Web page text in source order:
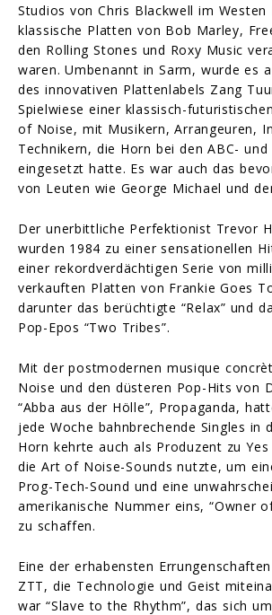
Studios von Chris Blackwell im
klassische Platten von Bob Marley,
den Rolling Stones und Roxy Music
waren. Umbenannt in Sarm, wurde es
des innovativen Plattenlabels Zang
Spielwiese einer klassisch-
of Noise, mit Musikern, Arrangeuren,
Technikern, die Horn bei den ABC- und
eingesetzt hatte. Es war auch das
von Leuten wie George Michael und
Der unerbittliche Perfektionist Trevor
wurden 1984 zu einer sensationellen
einer rekordverdächtigen Serie von
verkauften Platten von Frankie Goes
darunter das berüchtigte “Relax” und
Pop-Epos “Two Tribes”.
Mit der postmodernen musique
Noise und den düsteren Pop-Hits von
“Abba aus der Hölle”, Propaganda,
jede Woche bahnbrechende Singles in
Horn kehrte auch als Produzent zu
die Art of Noise-Sounds nutzte, um
Prog-Tech-Sound und eine
amerikanische Nummer eins, “Owner
zu schaffen.
Eine der erhabensten
ZTT, die Technologie und Geist
war “Slave to the Rhythm”, das sich